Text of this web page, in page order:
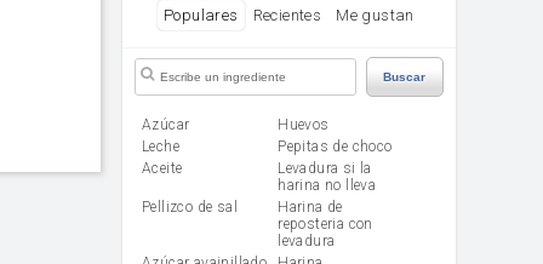
Populares Recientes Me gustan
Buscar
Azúcar
huevos
leche
Pepitas de choco
aceite
Levadura si la
harina no lleva
Pellizco de sal
Harina de
reposteria con
levadura